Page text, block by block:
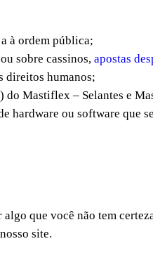
à ordem pública;
sobre cassinos, apostas
direitos humanos;
Mastiflex – Selantes e
ou software que
que você não tem
site.